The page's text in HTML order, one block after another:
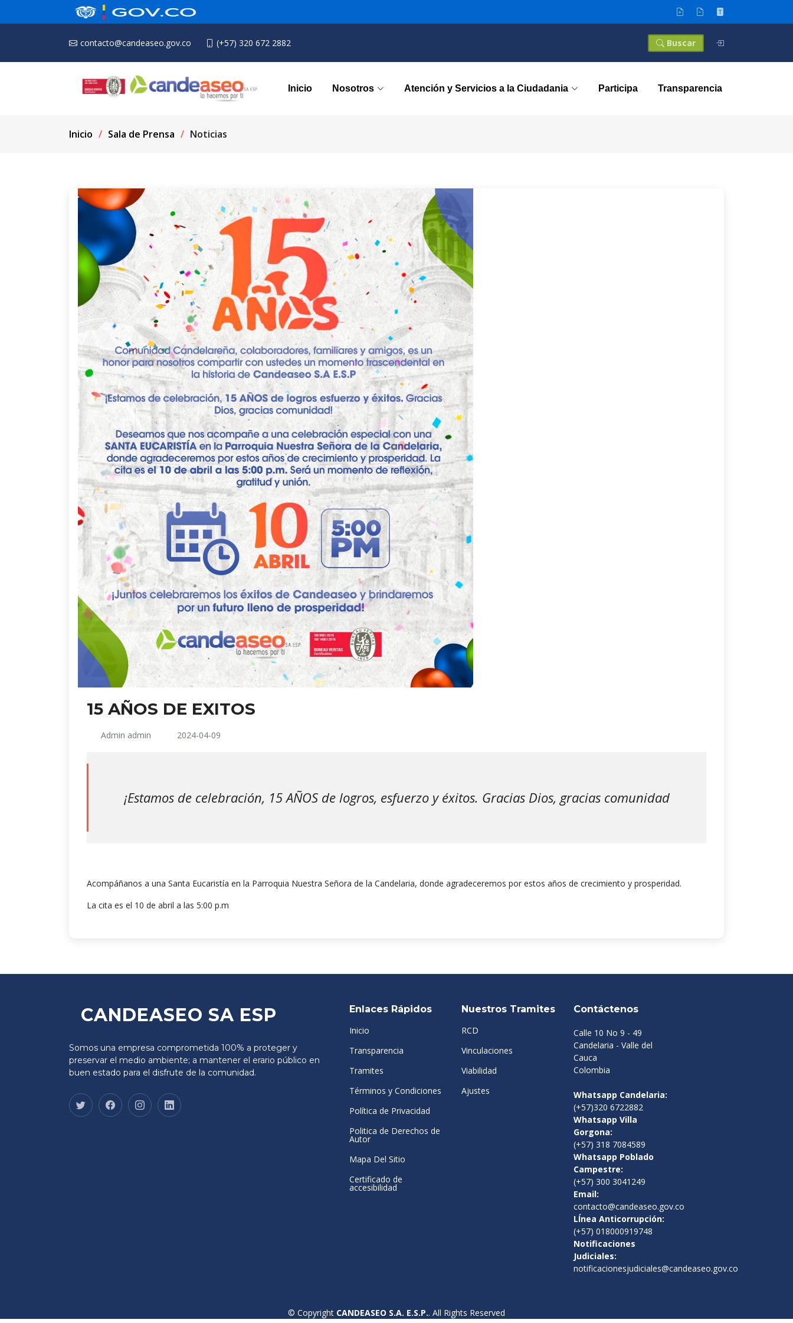
contacto@candeaseo.gov.co (+57) 320 672 2882 Buscar
Inicio Nosotros Atención y Servicios a la Ciudadania Participa Transparencia
Inicio Sala de Prensa Noticias
15 AÑOS DE EXITOS
Admin admin 2024-04-09
¡Estamos de celebración, 15 AÑOS de logros, esfuerzo y éxitos. Gracias Dios, gracias comunidad
Acompáñanos a una Santa Eucaristía en la Parroquia Nuestra Señora de la Candelaria, donde agradeceremos por estos años de crecimiento y prosperidad.
La cita es el 10 de abril a las 5:00 p.m
CANDEASEO SA ESP
Somos una empresa comprometida 100% a proteger y
preservar el medio ambiente; a mantener el erario público en
buen estado para el disfrute de la comunidad.
Enlaces Rápidos
Inicio
Transparencia
Tramites
Términos y Condiciones
Política de Privacidad
Politica de Derechos de
Autor
Mapa Del Sitio
Certificado de
accesibilidad
Nuestros Tramites
RCD
Vinculaciones
Viabilidad
Ajustes
Contáctenos
Calle 10 No 9 - 49
Candelaria - Valle del
Cauca
Colombia
Whatsapp Candelaria:
(+57)320 6722882
Whatsapp Villa
Gorgona:
(+57) 318 7084589
Whatsapp Poblado
Campestre:
(+57) 300 3041249
Email:
contacto@candeaseo.gov.co
LÍnea Anticorrupción:
(+57) 018000919748
Notificaciones
Judiciales:
notificacionesjudiciales@candeaseo.gov.co
© Copyright CANDEASEO S.A. E.S.P.. All Rights Reserved